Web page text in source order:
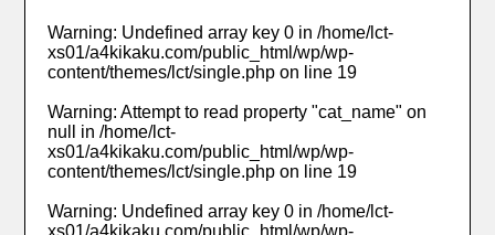
Warning: Undefined array key 0 in/home/lct-
xs01/a4kikaku.com/public_html/wp/wp-
content/themes/lct/single.php on line 19
Warning: Attempt to read property "cat_name" on
null in/home/lct-
xs01/a4kikaku.com/public_html/wp/wp-
content/themes/lct/single.php on line 19
Warning: Undefined array key 0 in/home/lct-
xs01/a4kikaku.com/public_html/wp/wp-